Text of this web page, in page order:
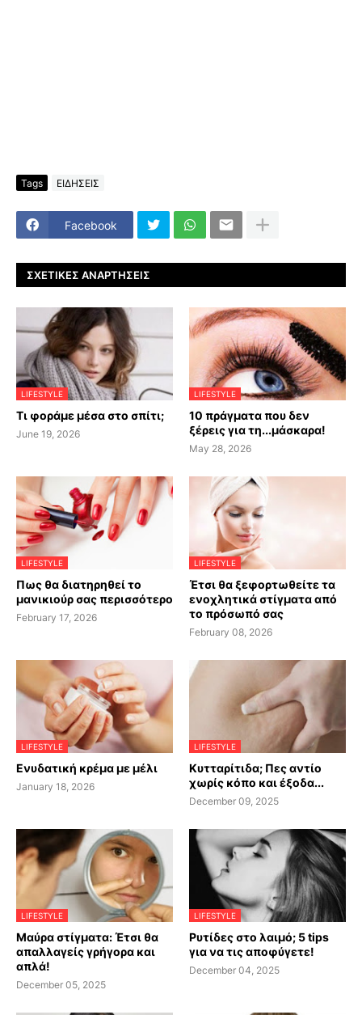
Tags ΕΙΔΗΣΕΙΣ
Facebook
ΣΧΕΤΙΚΈΣ ΑΝΑΡΤΉΣΕΙΣ
LIFESTYLE
Τι φοράμε μέσα στο σπίτι;
June 19, 2026
LIFESTYLE
10 πράγματα που δεν
ξέρεις για τη...μάσκαρα!
May 28, 2026
LIFESTYLE
Πως θα διατηρηθεί το
μανικιούρ σας περισσότερο
February 17, 2026
LIFESTYLE
Έτσι θα ξεφορτωθείτε τα
ενοχλητικά στίγματα από
το πρόσωπό σας
February 08, 2026
LIFESTYLE
Ενυδατική κρέμα με μέλι
January 18, 2026
LIFESTYLE
Κυτταρίτιδα; Πες αντίο
χωρίς κόπο και έξοδα...
December 09, 2025
LIFESTYLE
Μαύρα στίγματα: Έτσι θα
απαλλαγείς γρήγορα και
απλά!
December 05, 2025
LIFESTYLE
Ρυτίδες στο λαιμό; 5 tips
για να τις αποφύγετε!
December 04, 2025